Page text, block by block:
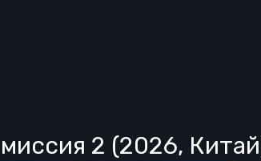
2 (2026,